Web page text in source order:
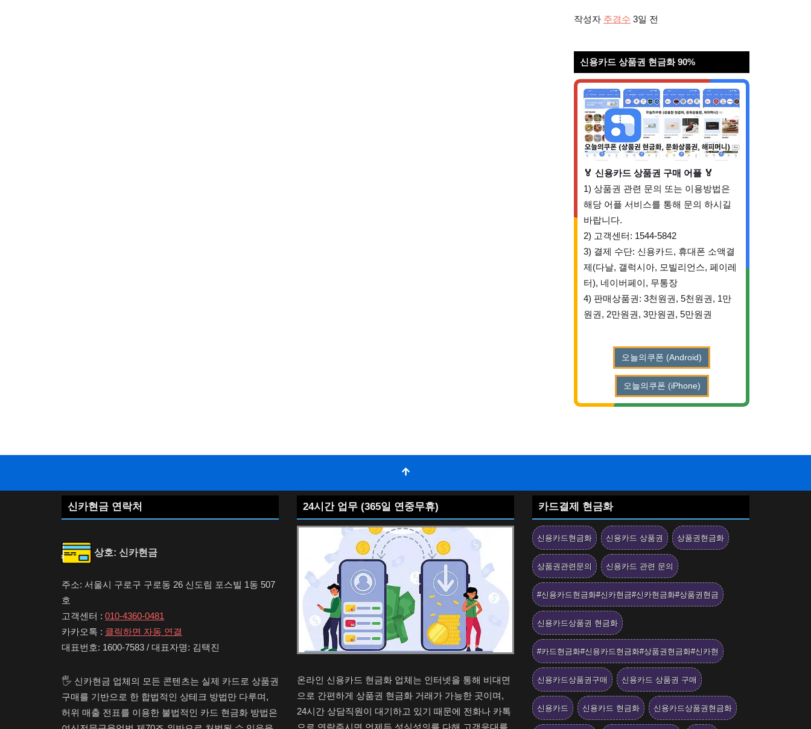
작성자 주경수 3일 전
신용카드 상품권 현금화 90%
🏅 신용카드 상품권 구매 어플 🏅
1) 상품권 관련 문의 또는 이용방법은
해당 어플 서비스를 통해 문의 하시길
바랍니다.
2) 고객센터: 1544-5842
3) 결제 수단: 신용카드, 휴대폰 소액결
제(다날, 갤럭시아, 모빌리언스, 페이레
터), 네이버페이, 무통장
4) 판매상품권: 3천원권, 5천원권, 1만
원권, 2만원권, 3만원권, 5만원권
오늘의쿠폰 (Android)
오늘의쿠폰 (iPhone)
신카현금 연락처
상호: 신카현금
주소: 서울시 구로구 구로동 26 신도림 포스빌 1동 507
호
고객센터 : 010-4360-0481
카카오톡 : 클릭하면 자동 연결
대표번호: 1600-7583 / 대표자명: 김택진
🖐️ 신카현금 업체의 모든 콘텐츠는 실제 카드로 상품권
구매를 기반으로 한 합법적인 상테크 방법만 다루며,
허위 매출 전표를 이용한 불법적인 카드 현금화 방법은
24시간 업무 (365일 연중무휴)
온라인 신용카드 현금화 업체는 인터넷을 통해 비대면
으로 간편하게 상품권 현금화 거래가 가능한 곳이며,
24시간 상담직원이 대기하고 있기 때문에 전화나 카톡
으로 연락주시면 언제든 성심성의를 다해 고객응대를
카드결제 현금화
신용카드현금화 신용카드 상품권 상품권현금화
상품권관련문의 신용카드 관련 문의
#신용카드현금화#신카현금#신카현금화#상품권현금
신용카드상품권 현금화
#카드현금화#신용카드현금화#상품권현금화#신카현
신용카드상품권구매 신용카드 상품권 구매
신용카드 신용카드 현금화 신용카드상품권현금화